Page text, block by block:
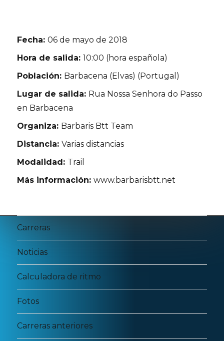
Fecha:06 de mayo de 2018
Hora de salida:10:00 (hora española)
Población: Barbacena (Elvas) (Portugal)
Lugar de salida: Rua Nossa Senhora do Passo
en Barbacena
Organiza: Barbaris Btt Team
Distancia:Varias distancias
Modalidad: Trail
Más información:www.barbarisbtt.net
Carreras
Noticias
Calculadora de ritmo
Fotos
Carreras anteriores